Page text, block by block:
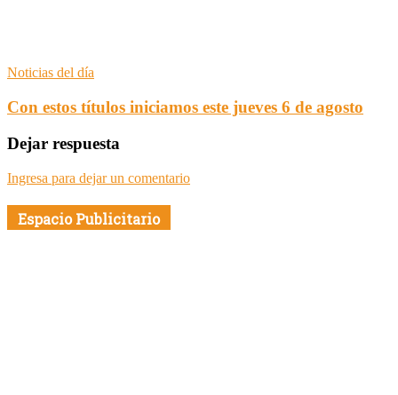
Noticias del día
Con estos títulos iniciamos este jueves 6 de agosto
Dejar respuesta
Ingresa para dejar un comentario
Espacio Publicitario